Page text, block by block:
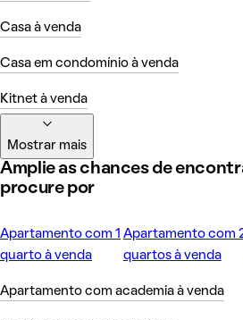
Casa à venda
Casa em condomínio à venda
Kitnet à venda
Mostrar mais
Amplie as chances de
procure por
Apartamento com 1
quarto à venda
Apartamento com
quartos à venda
Apartamento com academia à venda